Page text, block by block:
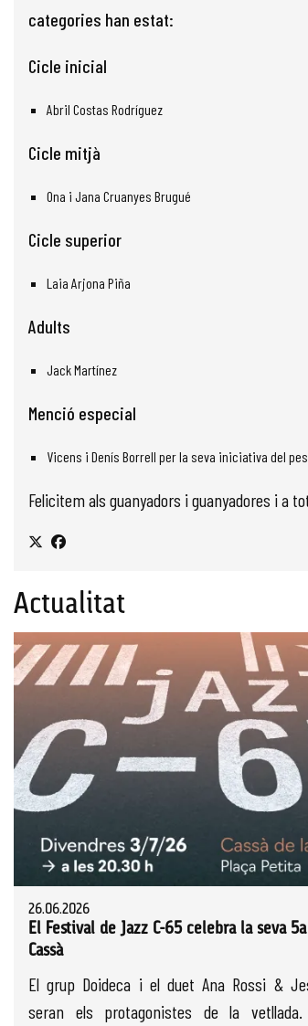
categories han estat:
Cicle inicial
Abril Costas Rodríguez
Cicle mitjà
Ona i Jana Cruanyes Brugué
Cicle superior
Laia Arjona Piña
Adults
Jack Martínez
Menció especial
Vicens i Denís Borrell per la seva iniciativa del
Felicitem als guanyadors i guanyadores i a
Actualitat
26.06.2026
El Festival de Jazz C-65 celebra la seva
Cassà
El grup Doideca i el duet Ana Rossi &
seran els protagonistes de la